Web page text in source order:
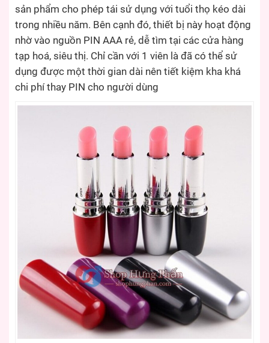
sản phẩm cho phép tái sử dụng với tuổi thọ kéo dài
trong nhiều năm. Bên cạnh đó, thiết bị này hoạt động
nhờ vào nguồn PIN AAA rẻ, dễ tìm tại các cửa hàng
tạp hoá, siêu thị. Chỉ cần với 1 viên là đã có thể sử
dụng được một thời gian dài nên tiết kiệm kha khá
chi phí thay PIN cho người dùng